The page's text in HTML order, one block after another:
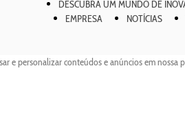
DESCUBRA UM MUNDO DE
EMPRESA
NOTÍCIAS
e personalizar conteúdos e anúncios em